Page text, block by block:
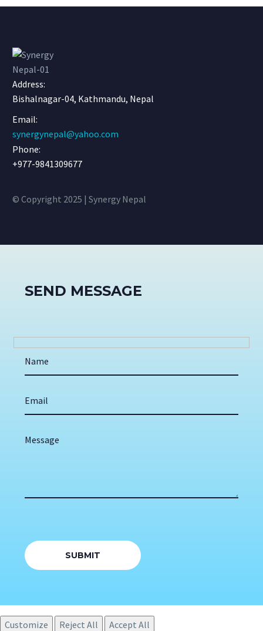
Address:
Bishalnagar-04, Kathmandu, Nepal
Email:
synergynepal@yahoo.com
Phone:
+977-9841309677
© Copyright 2025 | Synergy Nepal
SEND MESSAGE
Customize Reject All
Accept All